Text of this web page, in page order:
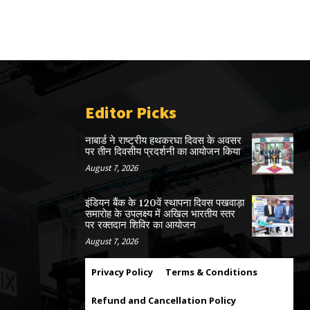
Editor Picks
नाबार्ड ने राष्ट्रीय हथकरघा दिवस के अवसर
पर तीन दिवसीय प्रदर्शनी का आयोजन किया
August 7, 2026
इंडियन बैंक के 120वें स्थापना दिवस पखवाड़ा
समारोह के उपलक्ष्य में अखिल भारतीय स्तर
पर रक्तदान शिविर का आयोजन
August 7, 2026
Privacy Policy Terms & Conditions
Refund and Cancellation Policy